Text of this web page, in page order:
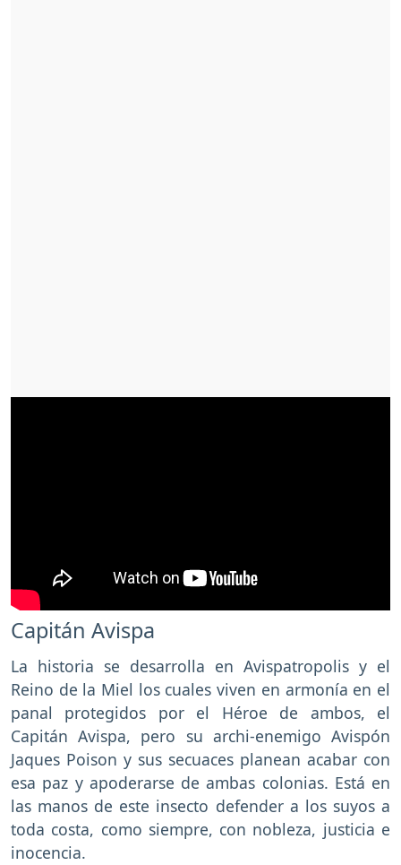
Capitán Avispa
La historia se desarrolla en Avispatropolis y el
Reino de la Miel los cuales viven en armonía en el
panal protegidos por el Héroe de ambos, el
Capitán Avispa, pero su archi-enemigo Avispón
Jaques Poison y sus secuaces planean acabar con
esa paz y apoderarse de ambas colonias. Está en
las manos de este insecto defender a los suyos a
toda costa, como siempre, con nobleza, justicia e
inocencia.